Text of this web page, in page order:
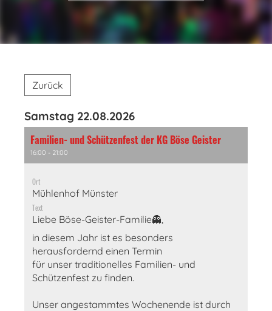
Zurück
Samstag 22.08.2026
Familien- und Schützenfest der KG Böse Geister
16:00 - 21:00
Ort
Mühlenhof Münster
Text
Liebe Böse-Geister-Familie👻,
in diesem Jahr ist es besonders
herausfordernd einen Termin
für unser traditionelles Familien- und
Schützenfest zu finden.
Unser angestammtes Wochenende ist durch